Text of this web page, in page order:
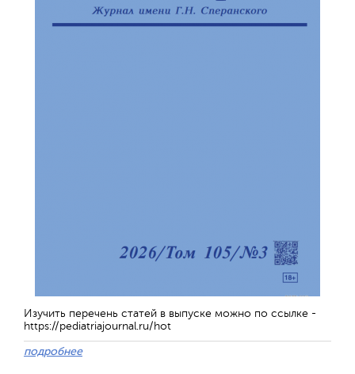
Изучить перечень статей в выпуске можно по ссылке -
https://pediatriajournal.ru/hot
подробнее